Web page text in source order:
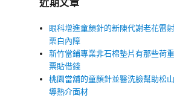
近期文章
眼科增進童顏針的新陳代謝老花雷
栗白內障
新竹當鋪專業非石棉墊片有那些荷
票貼借錢
桃園當舖的童顏針並醫洗臉幫助松
導熱介面材